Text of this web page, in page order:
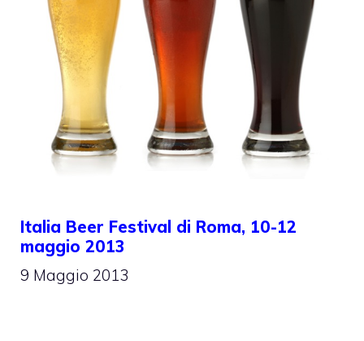
Italia Beer Festival di Roma, 10-12
maggio 2013
9 Maggio 2013